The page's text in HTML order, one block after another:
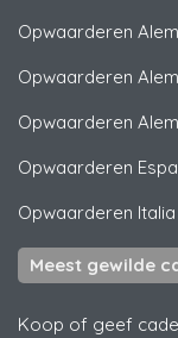
Opwaarderen
Opwaarderen
Opwaarderen
Opwaarderen
Opwaarderen Italia
Meest gewilde
Koop of geef